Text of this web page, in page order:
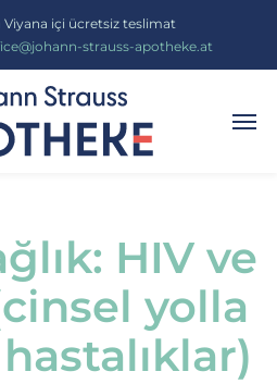
içi ücretsiz teslimat
strauss-apotheke.at
HIV ve
yolla